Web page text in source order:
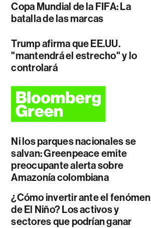
Copa Mundial de la FIFA: La
batalla de las marcas
Trump afirma que EE.UU.
"mantendrá el estrecho" y lo
controlará
Ni los parques nacionales se
salvan: Greenpeace emite
preocupante alerta sobre
Amazonía colombiana
¿Cómo invertir ante el
de El Niño? Los activos y
sectores que podrían ganar